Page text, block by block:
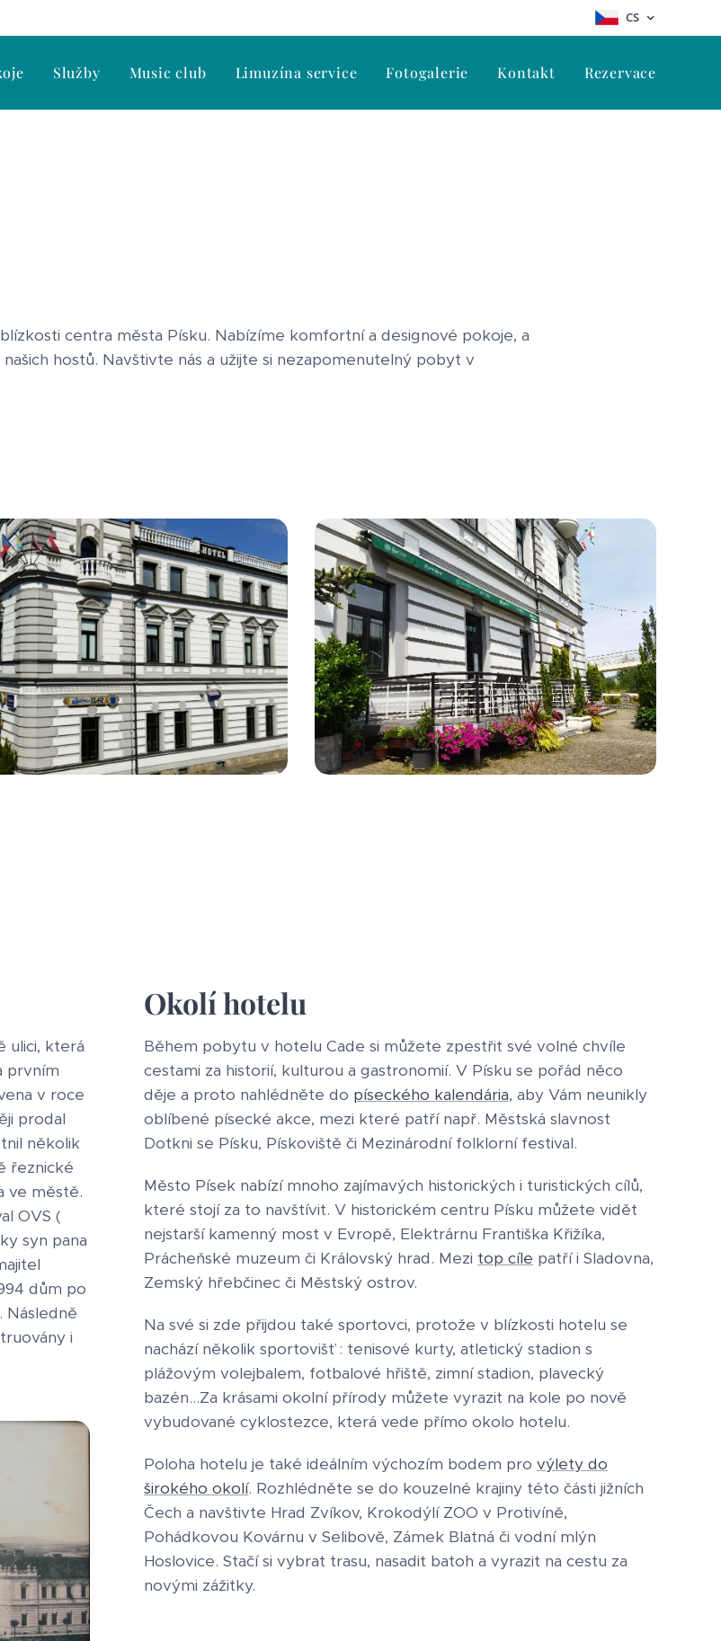
CS
Služby Music club Limuzína service Fotogalerie Kontakt Rezervace
centra města Písku. Nabízíme komfortní a designové pokoje, a
hostů. Navštivte nás a užijte si nezapomenutelný pobyt v
ulici, která
prvním
v roce
prodal
několik
řeznické
ve městě.
OVS (
syn pana
dům po
Následně
i
Okolí hotelu
Během pobytu v hotelu Cade si můžete zpestřit své volné chvíle
cestami za historií, kulturou a gastronomií. V Písku se pořád něco
děje a proto nahlédněte do píseckého kalendária, aby Vám neunikly
oblíbené písecké akce, mezi které patří např. Městská slavnost
Dotkni se Písku, Pískoviště či Mezinárodní folklorní festival.
Město Písek nabízí mnoho zajímavých historických i turistických cílů,
které stojí za to navštívit. V historickém centru Písku můžete vidět
nejstarší kamenný most v Evropě, Elektrárnu Františka Křižíka,
Prácheňské muzeum či Královský hrad. Mezi top cíle patří i Sladovna,
Zemský hřebčinec či Městský ostrov.
Na své si zde přijdou také sportovci, protože v blízkosti hotelu se
nachází několik sportovišť : tenisové kurty, atletický stadion s
plážovým volejbalem, fotbalové hřiště, zimní stadion, plavecký
bazén...Za krásami okolní přírody můžete vyrazit na kole po nově
vybudované cyklostezce, která vede přímo okolo hotelu.
Poloha hotelu je také ideálním výchozím bodem pro výlety do
širokého okolí. Rozhlédněte se do kouzelné krajiny této části jižních
Čech a navštivte Hrad Zvíkov, Krokodýlí ZOO v Protivíně,
Pohádkovou Kovárnu v Selibově, Zámek Blatná či vodní mlýn
Hoslovice. Stačí si vybrat trasu, nasadit batoh a vyrazit na cestu za
novými zážitky.